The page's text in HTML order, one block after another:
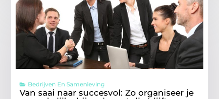
Bedrijven En Samenleving
Van saai naar succesvol: Zo organiseer je